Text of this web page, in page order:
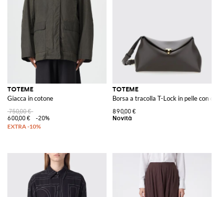
qualsiasi look con un tocco di raffinatezza minimalista, rendendo ogni
uscita un'occasione per esprimere il proprio stile personale.
Su GIGLIO.COM, il brand Toteme si presenta non solo come una scelta di
stile, ma come un vero e proprio investimento nella propria immagine.
Vedi tutto TOTEME
TOTEME
Giacca in cotone
750,00 €
600,00 €
-20%
TOTEME
Borsa a tracolla T-Lock in pelle con
890,00 €